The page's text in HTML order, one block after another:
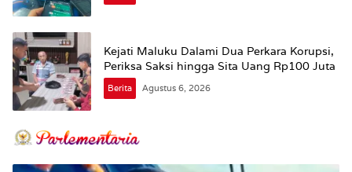
Kejati Maluku Dalami Dua Perkara Korupsi,
Periksa Saksi hingga Sita Uang Rp100 Juta
Berita Agustus 6, 2026